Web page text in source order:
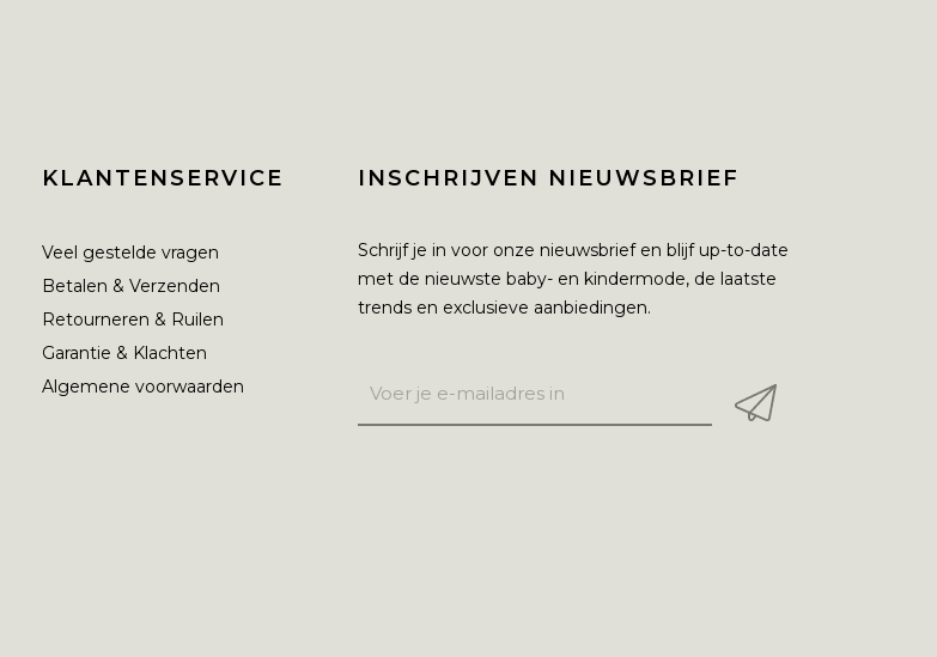
KLANTENSERVICE
Veel gestelde vragen
Betalen & Verzenden
Retourneren & Ruilen
Garantie & Klachten
Algemene voorwaarden
INSCHRIJVEN NIEUWSBRIEF
Schrijf je in voor onze nieuwsbrief en blijf up-to-date
met de nieuwste baby- en kindermode, de laatste
trends en exclusieve aanbiedingen.